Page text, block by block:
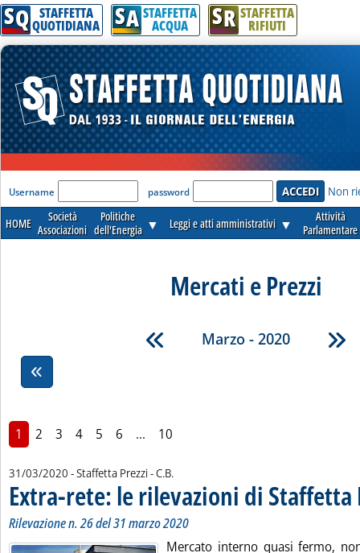
SQ STAFFETTA
QUOTIDIANA SA STAFFETTA
ACQUA SR STAFFETTA
RIFIUTI
'Modulo Login per accedere'
Username password Non
HOME
Società
Associazioni
Politiche
dell'Energia ▼ Leggi e atti amministrativi ▼
Attività
Parlamentare
Mercati e Prezzi
Marzo - 2020
1 2 3 4 5 6 ... 10
31/03/2020 - Staffetta Prezzi -di:
C.B.
Extra-rete: le rilevazioni di Staffetta
Rilevazione n. 26 del 31 marzo 2020
Mercato interno quasi fermo,